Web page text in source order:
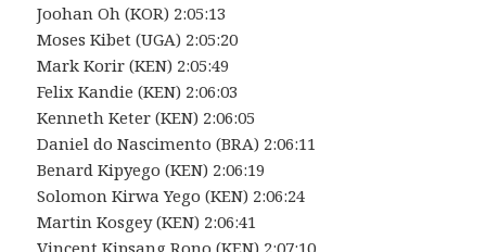
Joohan Oh (KOR) 2:05:13
Moses Kibet (UGA) 2:05:20
Mark Korir (KEN) 2:05:49
Felix Kandie (KEN) 2:06:03
Kenneth Keter (KEN) 2:06:05
Daniel do Nascimento (BRA) 2:06:11
Benard Kipyego (KEN) 2:06:19
Solomon Kirwa Yego (KEN) 2:06:24
Martin Kosgey (KEN) 2:06:41
Vincent Kipsang Rono (KEN) 2:07:10